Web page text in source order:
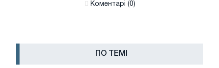
Коментарі (0)
ПО ТЕМІ